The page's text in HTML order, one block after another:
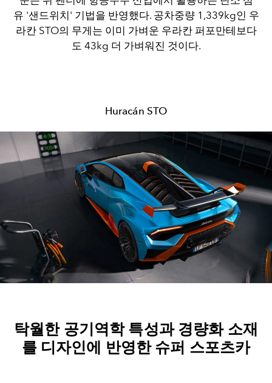
유 '샌드위치' 기법을 반영했다. 공차중량 1,339kg인 우
라칸 STO의 무게는 이미 가벼운 우라칸 퍼포만테보다
도 43kg 더 가벼워진 것이다.
Huracán STO
탁월한 공기역학 특성과 경량화 소재
를 디자인에 반영한 슈퍼 스포츠카